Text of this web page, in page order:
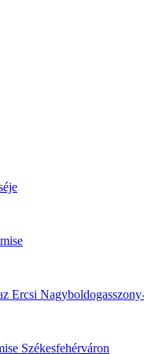
Ercsi
Székesfehérváron